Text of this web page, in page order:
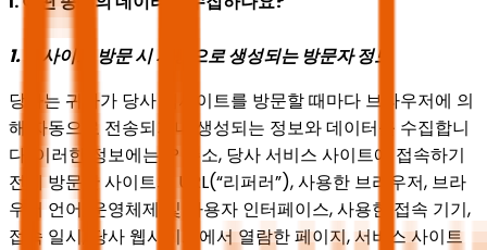
1. 웹사이트 방문 시 자동으로 생성되는 방문자 정보
당사는 귀하가 당사 웹사이트를 방문할 때마다 브라우저에 의
해 자동으로 전송되거나 생성되는 정보와 데이터를 수집합니
다. 이러한 정보에는 IP 주소, 당사 서비스 사이트에 접속하기
전에 방문한 사이트의 URL(“리퍼러”), 사용한 브라우저, 브라
우저 언어, 운영체제 및 사용자 인터페이스, 사용한 접속 기기,
접속 일시, 당사 웹사이트에서 열람한 페이지, 서비스 사이트